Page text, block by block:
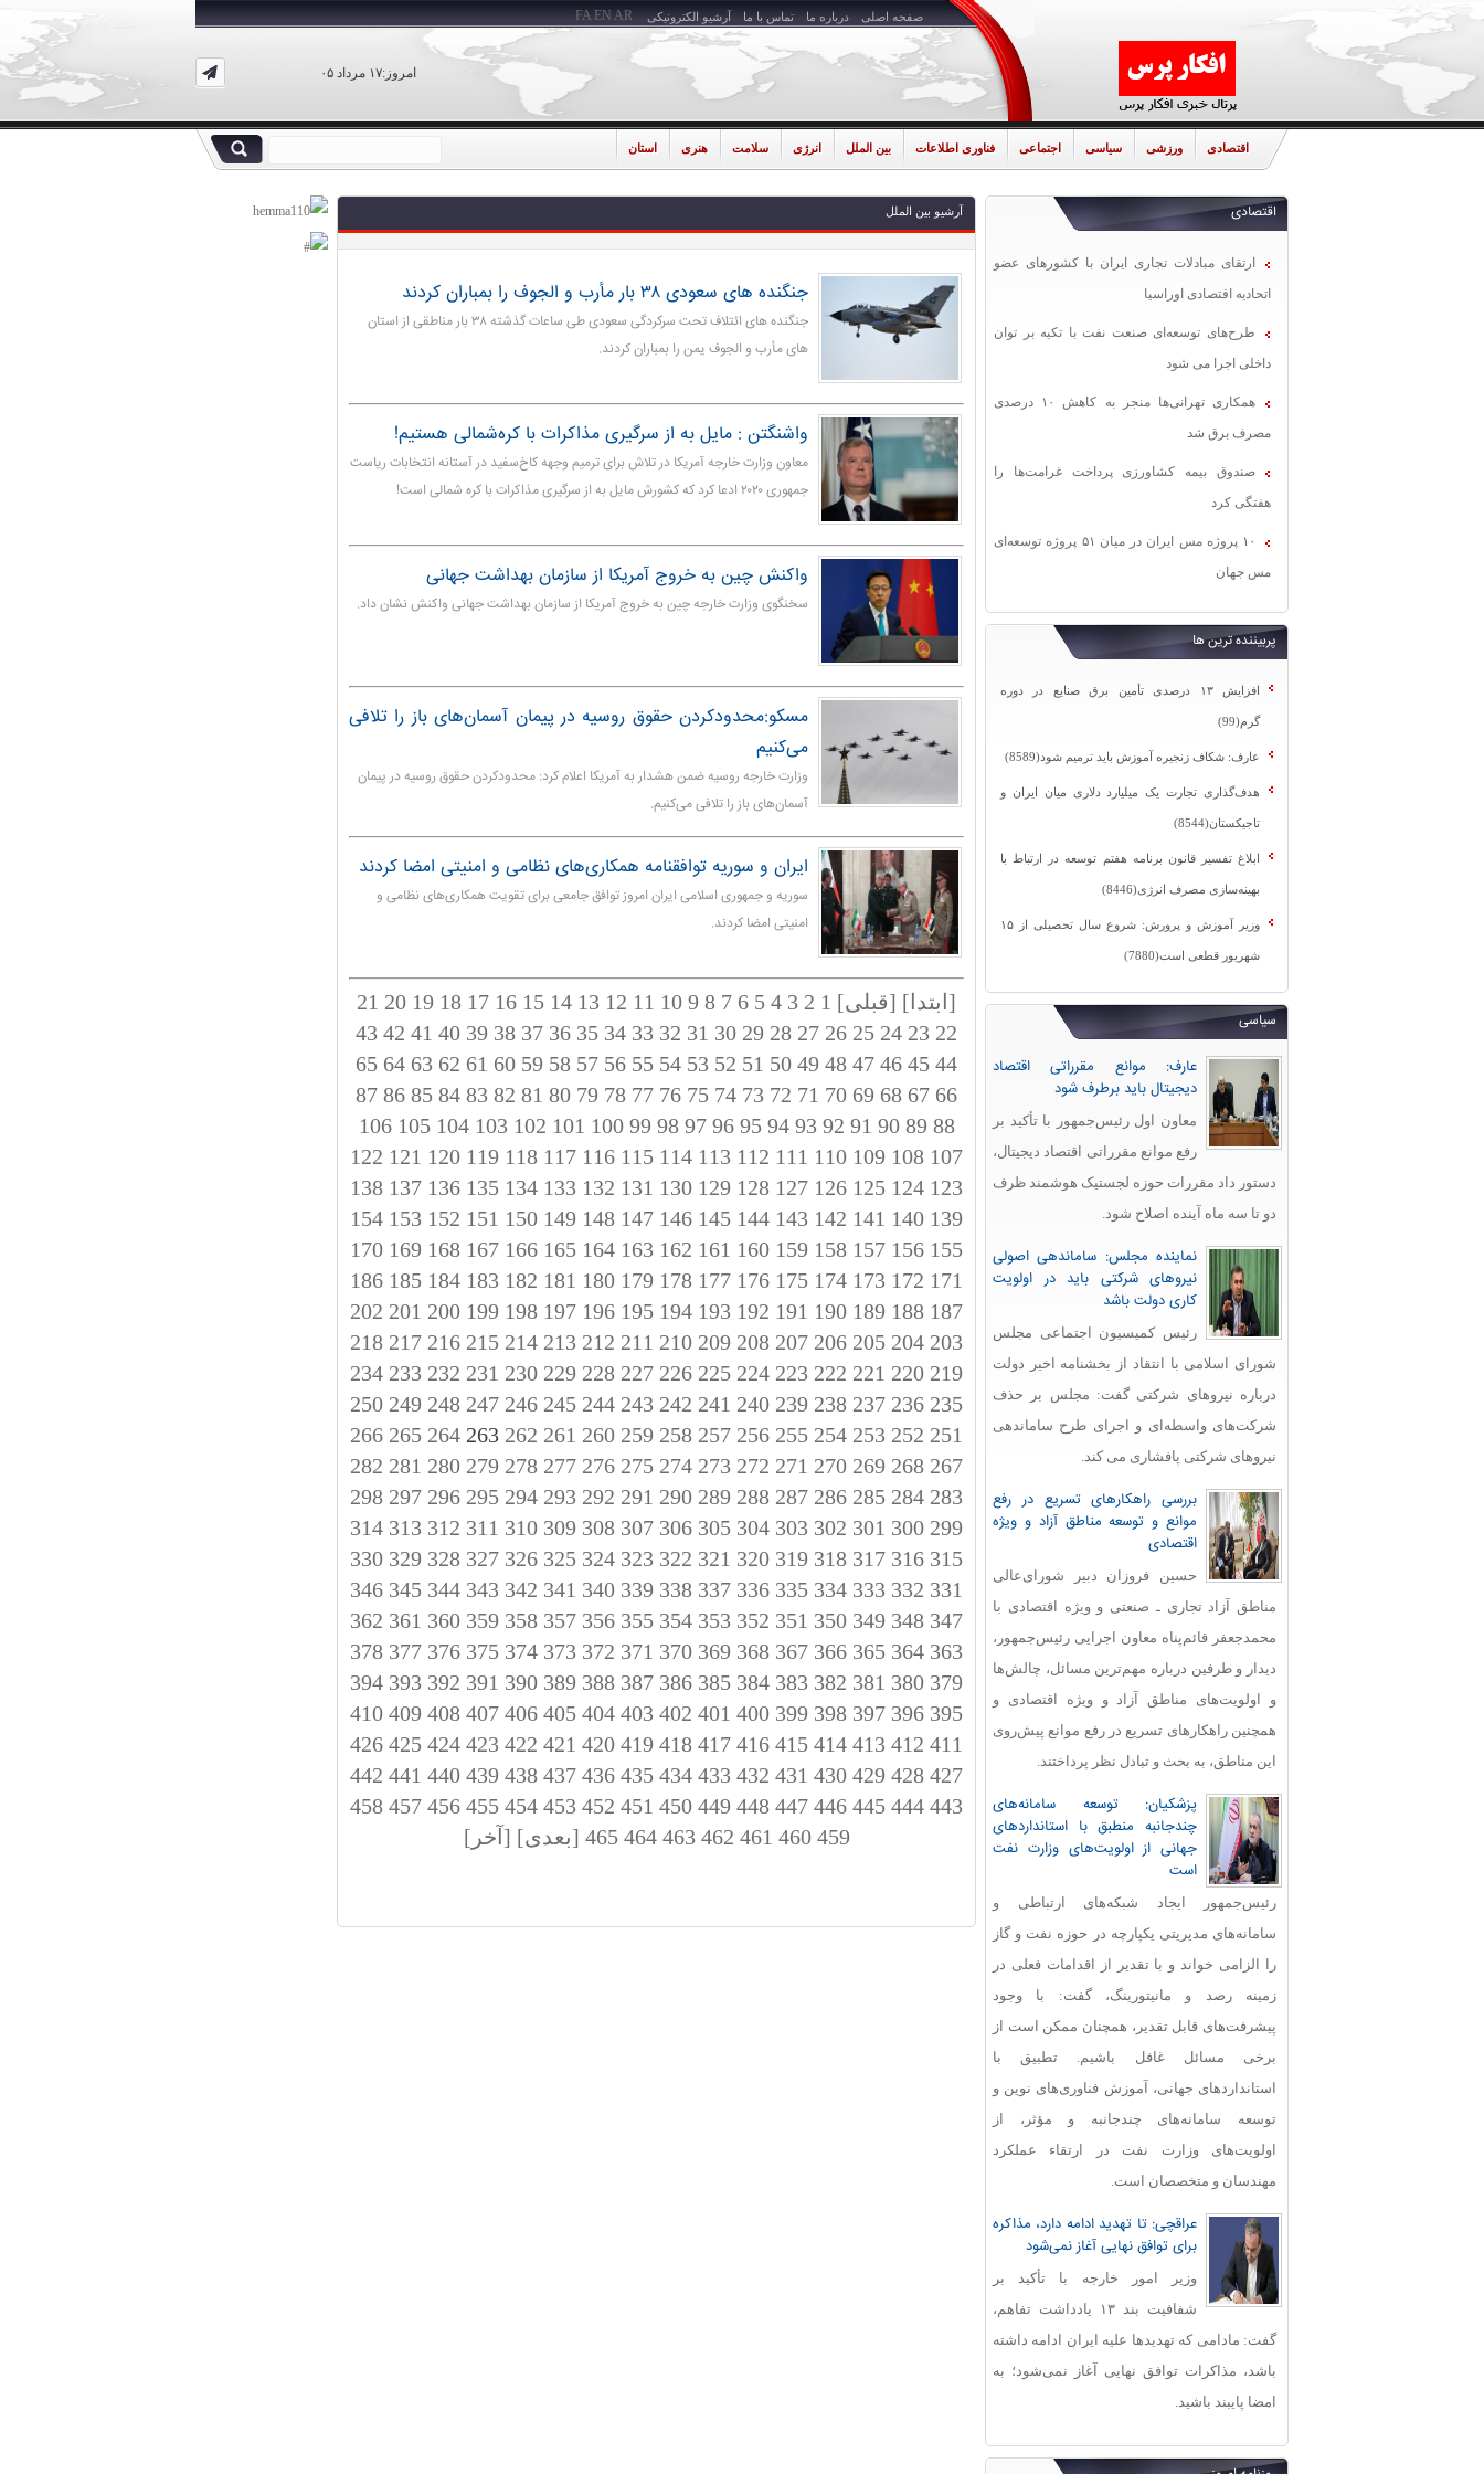
صفحه اصلی درباره ما تماس با ما آرشیو الکترونیکی
امروز:۱۷ مرداد ۰۵
FA EN AR
اقتصادی ورزشی سیاسی اجتماعی فناوری اطلاعات بین الملل انرژی سلامت هنری استان
اقتصادی
ارتقای مبادلات تجاری ایران با کشورهای عضو
اتحادیه اقتصادی اوراسیا
طرح‌های توسعه‌ای صنعت نفت با تکیه بر توان
داخلی اجرا می شود
همکاری تهرانی‌ها منجر به کاهش ۱۰ درصدی
مصرف برق شد
صندوق بیمه کشاورزی پرداخت غرامت‌ها را
هفتگی کرد
۱۰ پروژه مس ایران در میان ۵۱ پروژه توسعه‌ای
مس جهان
پربیننده ترین ها
افزایش ۱۳ درصدی تأمین برق صنایع در دوره
گرم(99)
عارف: شکاف زنجیره آموزش باید ترمیم شود(8589)
هدف‌گذاری تجارت یک میلیارد دلاری میان ایران و
تاجیکستان(8544)
ابلاغ تفسیر قانون برنامه هفتم توسعه در ارتباط با
بهینه‌سازی مصرف انرژی(8446)
وزیر آموزش و پرورش: شروع سال تحصیلی از ۱۵
شهریور قطعی است(7880)
سیاسی
عارف: موانع مقرراتی اقتصاد
دیجیتال باید برطرف شود
معاون اول رئیس‌جمهور با تأکید بر
رفع موانع مقرراتی اقتصاد دیجیتال،
دستور داد مقررات حوزه لجستیک هوشمند ظرف
دو تا سه ماه آینده اصلاح شود.
نماینده مجلس: ساماندهی اصولی
نیروهای شرکتی باید در اولویت
کاری دولت باشد
رئیس کمیسیون اجتماعی مجلس
شورای اسلامی با انتقاد از بخشنامه اخیر دولت
درباره نیروهای شرکتی گفت: مجلس بر حذف
شرکت‌های واسطه‌ای و اجرای طرح ساماندهی
نیروهای شرکتی پافشاری می کند.
بررسی راهکارهای تسریع در رفع
موانع و توسعه مناطق آزاد و ویژه
اقتصادی
حسین فروزان دبیر شورای‌عالی
مناطق آزاد تجاری ـ صنعتی و ویژه اقتصادی با
محمدجعفر قائم‌پناه معاون اجرایی رئیس‌جمهور،
دیدار و طرفین درباره مهم‌ترین مسائل، چالش‌ها
و اولویت‌های مناطق آزاد و ویژه اقتصادی و
همچنین راهکارهای تسریع در رفع موانع پیش‌روی
این مناطق، به بحث و تبادل نظر پرداختند.
پزشکیان: توسعه سامانه‌های
چندجانبه منطبق با استانداردهای
جهانی از اولویت‌های وزارت نفت
است
رئیس‌جمهور ایجاد شبکه‌های ارتباطی و
سامانه‌های مدیریتی یکپارچه در حوزه نفت و گاز
را الزامی خواند و با تقدیر از اقدامات فعلی در
زمینه رصد و مانیتورینگ، گفت: با وجود
پیشرفت‌های قابل‌ تقدیر، همچنان ممکن است از
برخی مسائل غافل باشیم. تطبیق با
استانداردهای جهانی، آموزش فناوری‌های نوین و
توسعه سامانه‌های چندجانبه و مؤثر، از
اولویت‌های وزارت نفت در ارتقاء عملکرد
مهندسان و متخصصان است.
عراقچی: تا تهدید ادامه دارد، مذاکره
برای توافق نهایی آغاز نمی‌شود
وزیر امور خارجه با تأکید بر
شفافیت بند ۱۳ یادداشت تفاهم،
گفت: مادامی که تهدیدها علیه ایران ادامه داشته
باشد، مذاکرات توافق نهایی آغاز نمی‌شود؛ به
امضا پایبند باشید.
آرشیو بین الملل
جنگنده های سعودی ۳۸ بار مأرب و الجوف را بمباران کردند
جنگنده های ائتلاف تحت سرکردگی سعودی طی ساعات گذشته ۳۸ بار مناطقی از استان
های مأرب و الجوف یمن را بمباران کردند.
واشنگتن : مایل به از سرگیری مذاکرات با کره‌شمالی هستیم!
معاون وزارت خارجه آمریکا در تلاش برای ترمیم وجهه کاخ‌سفید در آستانه انتخابات ریاست
جمهوری ۲۰۲۰ ادعا کرد که کشورش مایل به از سرگیری مذاکرات با کره شمالی است!
واکنش چین به خروج آمریکا از سازمان بهداشت جهانی
سخنگوی وزارت خارجه چین به خروج آمریکا از سازمان بهداشت جهانی واکنش نشان داد.
مسکو:محدودکردن حقوق روسیه در پیمان آسمان‌های باز را تلافی
می‌کنیم
وزارت خارجه روسیه ضمن هشدار به آمریکا اعلام کرد: محدودکردن حقوق روسیه در پیمان
آسمان‌های باز را تلافی می‌کنیم.
ایران و سوریه توافقنامه همکاری‌های نظامی و امنیتی امضا کردند
سوریه و جمهوری اسلامی ایران امروز توافق جامعی برای تقویت همکاری‌های نظامی و
امنیتی امضا کردند.
[ابتدا] [قبلی] 1
2
3
4
5
6
7
8
9
10
11
12
13
14
15
16
17
18
19
20
21
22
23
24
25
26
27
28
29
30
31
32
33
34
35
36
37
38
39
40
41
42
43
44
45
46
47
48
49
50
51
52
53
54
55
56
57
58
59
60
61
62
63
64
65
66
67
68
69
70
71
72
73
74
75
76
77
78
79
80
81
82
83
84
85
86
87
88
89
90
91
92
93
94
95
96
97
98
99
100
101
102
103
104
105
106
107
108
109
110
111
112
113
114
115
116
117
118
119
120
121
122
123
124
125
126
127
128
129
130
131
132
133
134
135
136
137
138
139
140
141
142
143
144
145
146
147
148
149
150
151
152
153
154
155
156
157
158
159
160
161
162
163
164
165
166
167
168
169
170
171
172
173
174
175
176
177
178
179
180
181
182
183
184
185
186
187
188
189
190
191
192
193
194
195
196
197
198
199
200
201
202
203
204
205
206
207
208
209
210
211
212
213
214
215
216
217
218
219
220
221
222
223
224
225
226
227
228
229
230
231
232
233
234
235
236
237
238
239
240
241
242
243
244
245
246
247
248
249
250
251
252
253
254
255
256
257
258
259
260
261
262
264
265
266
267
268
269
270
271
272
273
274
275
276
277
278
279
280
281
282
283
284
285
286
287
288
289
290
291
292
293
294
295
296
297
298
299
300
301
302
303
304
305
306
307
308
309
310
311
312
313
314
315
316
317
318
319
320
321
322
323
324
325
326
327
328
329
330
331
332
333
334
335
336
337
338
339
340
341
342
343
344
345
346
347
348
349
350
351
352
353
354
355
356
357
358
359
360
361
362
363
364
365
366
367
368
369
370
371
372
373
374
375
376
377
378
379
380
381
382
383
384
385
386
387
388
389
390
391
392
393
394
395
396
397
398
399
400
401
402
403
404
405
406
407
408
409
410
411
412
413
414
415
416
417
418
419
420
421
422
423
424
425
426
427
428
429
430
431
432
433
434
435
436
437
438
439
440
441
442
443
444
445
446
447
448
449
450
451
452
453
454
455
456
457
458
459
460
461
462
463
464
465 [بعدی] [آخر]